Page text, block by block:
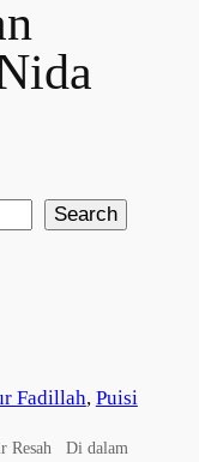
Search
Fadillah, Puisi
Resah Di dalam